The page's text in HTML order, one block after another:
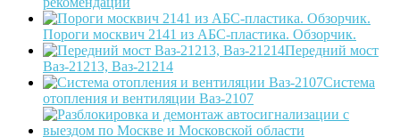
Пороги москвич 2141 из АБС-пластика. Обзорчик.
Передний мост
Ваз-21213, Ваз-21214
Система
отопления и вентиляции Ваз-2107